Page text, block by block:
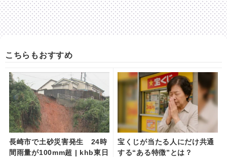
こちらもおすすめ
長崎市で土砂災害発生 24時
間雨量が100mm超 | khb東日
宝くじが当たる人にだけ共通
する“ある特徴”とは？